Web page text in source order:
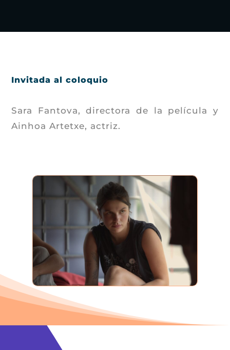
Invitada al coloquio
Sara Fantova, directora de la película y
Ainhoa Artetxe, actriz.